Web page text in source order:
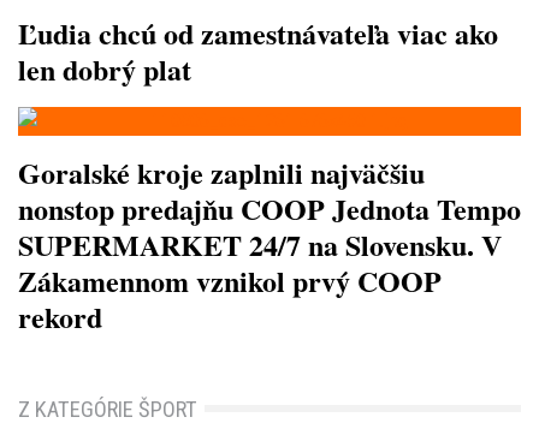
Ľudia chcú od zamestnávateľa viac ako
len dobrý plat
Goralské kroje zaplnili najväčšiu
nonstop predajňu COOP Jednota Tempo
SUPERMARKET 24/7 na Slovensku. V
Zákamennom vznikol prvý COOP
rekord
Z KATEGÓRIE ŠPORT